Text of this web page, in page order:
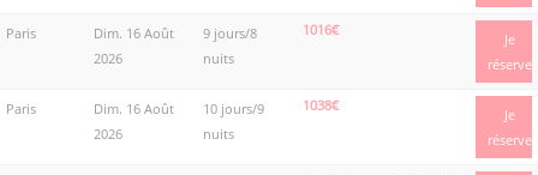
Paris
Dim. 16 Août
2026
9 jours/8
nuits
1016€
Je
réserve
Paris
Dim. 16 Août
2026
10 jours/9
nuits
1038€
Je
réserve